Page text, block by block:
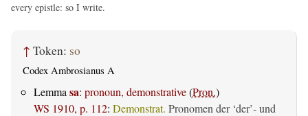
every epistle: so I write.
↑ Token: so
Codex Ambrosianus A
Lemma sa: pronoun, demonstrative(Pron.)
WS 1910, p. 112: Demonstrat. Pronomen der ‘der’- und